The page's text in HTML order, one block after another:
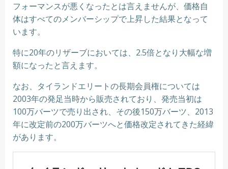
フォーマンスが悪くなったとは言えませんが、価格自
体はすべてのメンバーシップで上昇した結果となって
います。
特に20年のリザーブにおいては、2.5倍となり大幅な増
額になったと言えます。
なお、タイランドエリートの長期会員権については
2003年の発足当時から販売されており、発売当初は
100万バーツで売り出され、その後150万バーツ、2013
年に改定前の200万バーツへと価格改定されてきた経緯
があります。